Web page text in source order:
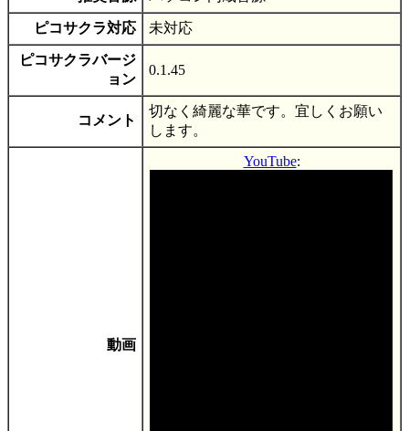
ピコサクラ対応 未対応
ピコサクラバージ
ョン
0.1.45
コメント
切なく綺麗な華です。宜しくお願い
します。
動画
YouTube: